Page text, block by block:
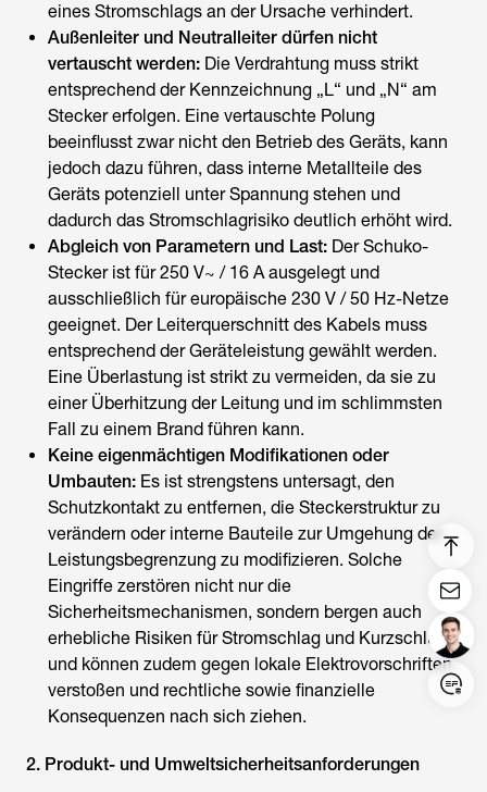
Login/Register
eines Stromschlags an der Ursache verhindert.
Außenleiter und Neutralleiter dürfen nicht
vertauscht werden: Die Verdrahtung muss strikt
entsprechend der Kennzeichnung „L“ und „N“ am
Stecker erfolgen. Eine vertauschte Polung
beeinflusst zwar nicht den Betrieb des Geräts, kann
jedoch dazu führen, dass interne Metallteile des
Geräts potenziell unter Spannung stehen und
dadurch das Stromschlagrisiko deutlich erhöht wird.
Abgleich von Parametern und Last: Der Schuko-
Stecker ist für 250 V~ / 16 A ausgelegt und
ausschließlich für europäische 230 V / 50 Hz-Netze
geeignet. Der Leiterquerschnitt des Kabels muss
entsprechend der Geräteleistung gewählt werden.
Eine Überlastung ist strikt zu vermeiden, da sie zu
einer Überhitzung der Leitung und im schlimmsten
Fall zu einem Brand führen kann.
Keine eigenmächtigen Modifikationen oder
Umbauten: Es ist strengstens untersagt, den
Schutzkontakt zu entfernen, die Steckerstruktur zu
verändern oder interne Bauteile zur Umgehung der
Leistungsbegrenzung zu modifizieren. Solche
Eingriffe zerstören nicht nur die
Sicherheitsmechanismen, sondern bergen auch
erhebliche Risiken für Stromschlag und Kurzschluss
und können zudem gegen lokale Elektrovorschriften
verstoßen und rechtliche sowie finanzielle
Konsequenzen nach sich ziehen.
2. Produkt- und Umweltsicherheitsanforderungen